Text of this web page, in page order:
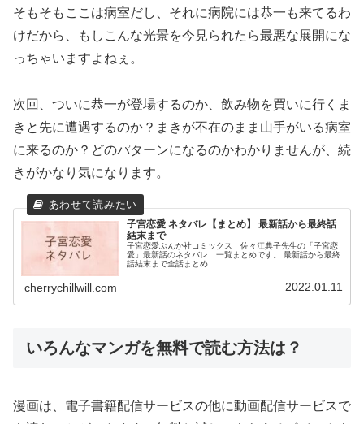
そもそもここは病室だし、それに病院には恭一も来てるわ
けだから、もしこんな光景を今見られたら最悪な展開にな
っちゃいますよねぇ。
次回、ついに恭一が登場するのか、飲み物を買いに行くま
きと先に遭遇するのか？まきが不在のまま山手がいる病室
に来るのか？どのパターンになるのかわかりませんが、続
きがかなり気になります。
子宮恋愛 ネタバレ【まとめ】 最新話から最終話
結末まで
子宮恋愛ぶんか社コミックス 佐々江典子先生の「子宮恋
愛」最新話のネタバレ 一覧まとめです。 最新話から最終
話結末まで全話まとめ
cherrychillwill.com 2022.01.11
いろんなマンガを無料で読む方法は？
漫画は、電子書籍配信サービスの他に動画配信サービスで